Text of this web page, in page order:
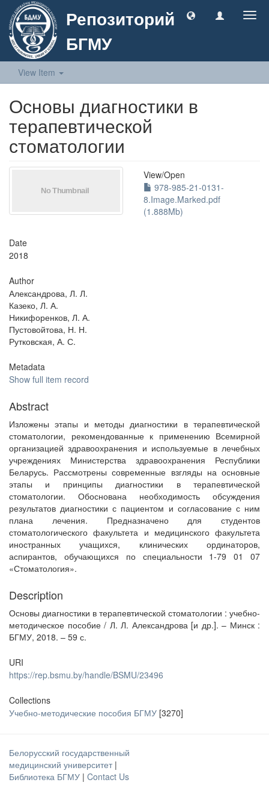
Репозиторий
БГМУ
View Item
Основы диагностики в
терапевтической
стоматологии
View/Open
978-985-21-0131-
8.Image.Marked.pdf
(1.888Mb)
Date
2018
Author
Александрова, Л. Л.
Казеко, Л. А.
Никифоренков, Л. А.
Пустовойтова, Н. Н.
Рутковская, А. С.
Metadata
Show full item record
Abstract
Изложены этапы и методы диагностики в терапевтической
стоматологии, рекомендованные к применению Всемирной
организацией здравоохранения и используемые в лечебных
учреждениях Министерства здравоохранения Республики
Беларусь. Рассмотрены современные взгляды на основные
этапы и принципы диагностики в терапевтической
стоматологии. Обоснована необходимость обсуждения
результатов диагностики с пациентом и согласование с ним
плана лечения. Предназначено для студентов
стоматологического факультета и медицинского факультета
иностранных учащихся, клинических ординаторов,
аспирантов, обучающихся по специальности 1-79 01 07
«Стоматология».
Description
Основы диагностики в терапевтической стоматологии : учебно-
методическое пособие / Л. Л. Александрова [и др.]. – Минск :
БГМУ, 2018. – 59 с.
URI
https://rep.bsmu.by/handle/BSMU/23496
Collections
Учебно-методические пособия БГМУ [3270]
Белорусский государственный
медицинский университет |
Библиотека БГМУ | Contact Us